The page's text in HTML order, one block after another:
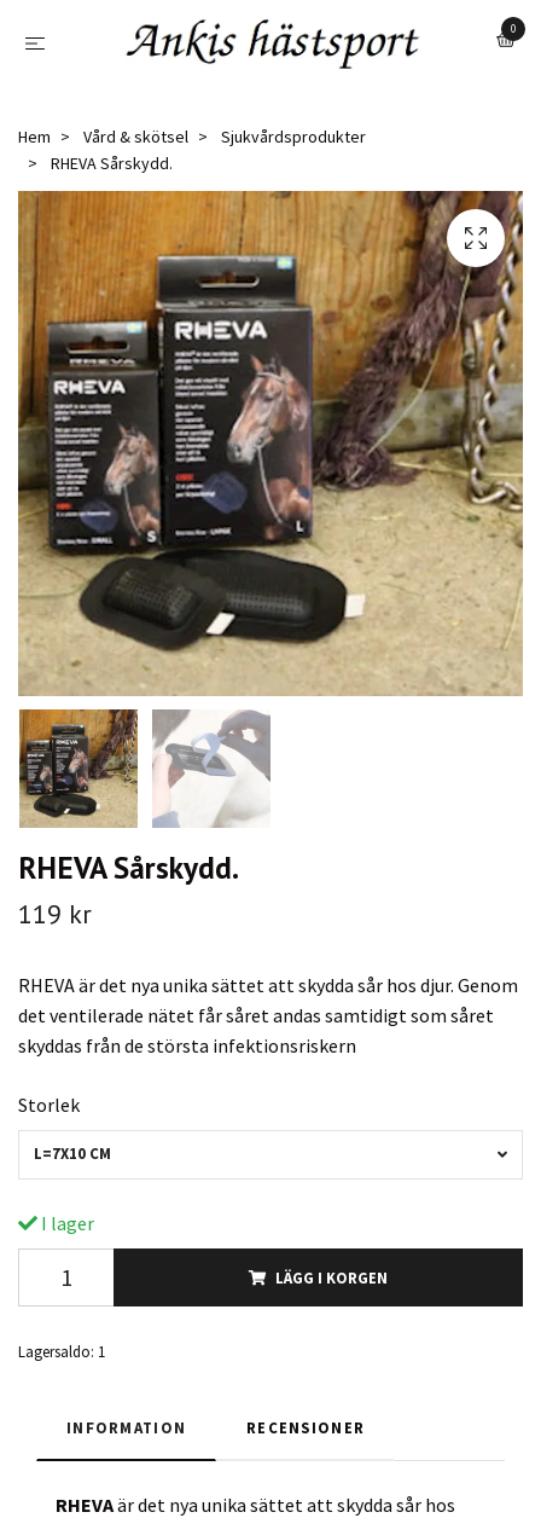
0
Hem Vård & skötsel
Sjukvårdsprodukter
RHEVA Sårskydd.
RHEVA Sårskydd.
119 kr
RHEVA är det nya unika sättet att skydda sår hos djur. Genom
det ventilerade nätet får såret andas samtidigt som såret
skyddas från de största infektionsriskern
Storlek
L=7X10 CM
I lager
LÄGG I KORGEN
Lagersaldo: 1
INFORMATION RECENSIONER
RHEVAär det nya unika sättet att skydda sår hos